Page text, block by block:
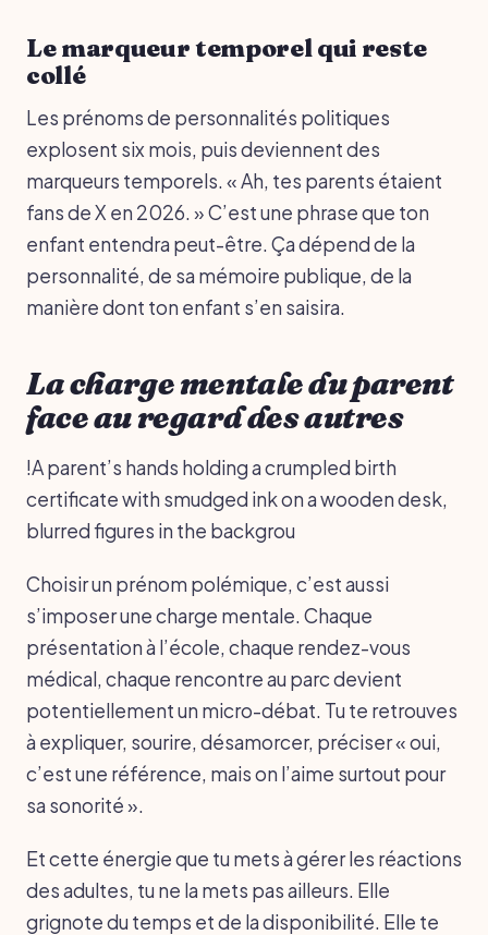
Le marqueur temporel qui reste
collé
Les prénoms de personnalités politiques
explosent six mois, puis deviennent des
marqueurs temporels. « Ah, tes parents étaient
fans de X en 2026. » C’est une phrase que ton
enfant entendra peut-être. Ça dépend de la
personnalité, de sa mémoire publique, de la
manière dont ton enfant s’en saisira.
La charge mentale du parent
face au regard des autres
!A parent’s hands holding a crumpled birth
certificate with smudged ink on a wooden desk,
blurred figures in the backgrou
Choisir un prénom polémique, c’est aussi
s’imposer une charge mentale. Chaque
présentation à l’école, chaque rendez-vous
médical, chaque rencontre au parc devient
potentiellement un micro-débat. Tu te retrouves
à expliquer, sourire, désamorcer, préciser « oui,
c’est une référence, mais on l’aime surtout pour
sa sonorité ».
Et cette énergie que tu mets à gérer les réactions
des adultes, tu ne la mets pas ailleurs. Elle
grignote du temps et de la disponibilité. Elle te